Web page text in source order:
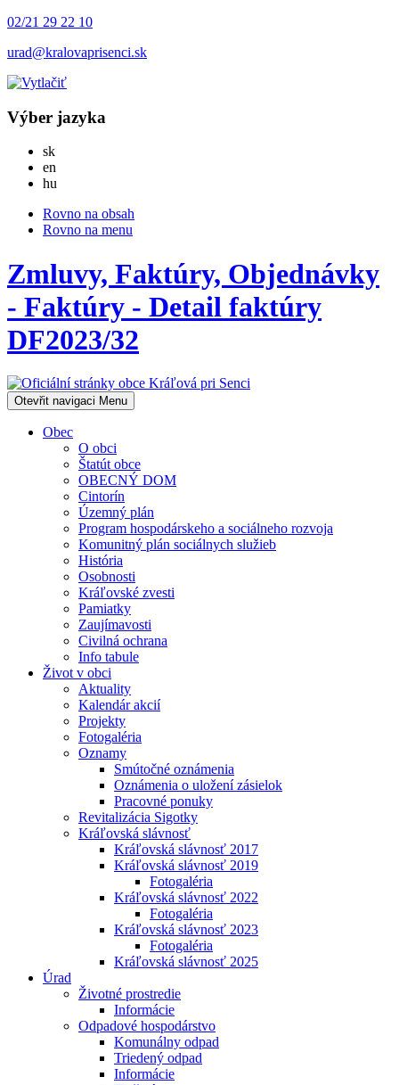
02/21 29 22 10
urad@kralovaprisenci.sk
Výber jazyka
skSlovensky
en
hu
Rovno na obsah
Rovno na menu
Zmluvy, Faktúry, Objednávky
- Faktúry - Detail faktúry
DF2023/32
Otevřit navigaci Menu
Obec
O obci
Štatút obce
OBECNÝ DOM
Cintorín
Územný plán
Program hospodárskeho a sociálneho rozvoja
Komunitný plán sociálnych služieb
História
Osobnosti
Kráľovské zvesti
Pamiatky
Zaujímavosti
Civilná ochrana
Info tabule
Život v obci
Aktuality
Kalendár akcií
Projekty
Fotogaléria
Oznamy
Smútočné oznámenia
Oznámenia o uložení zásielok
Pracovné ponuky
Revitalizácia Sigotky
Kráľovská slávnosť
Kráľovská slávnosť 2017
Kráľovská slávnosť 2019
Fotogaléria
Kráľovská slávnosť 2022
Fotogaléria
Kráľovská slávnosť 2023
Fotogaléria
Kráľovská slávnosť 2025
Úrad
Životné prostredie
Informácie
Odpadové hospodárstvo
Komunálny odpad
Triedený odpad
Informácie